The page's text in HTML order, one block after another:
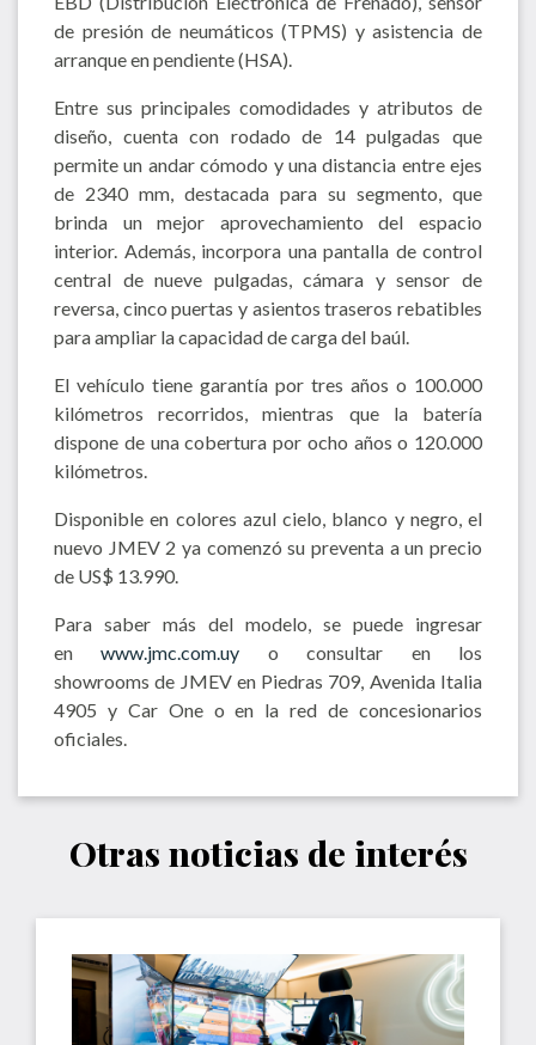
de presión de neumáticos (TPMS) y asistencia de
arranque en pendiente (HSA).
Entre sus principales comodidades y atributos de
diseño, cuenta con rodado de 14 pulgadas que
permite un andar cómodo y una distancia entre ejes
de 2340 mm, destacada para su segmento, que
brinda un mejor aprovechamiento del espacio
interior. Además, incorpora una pantalla de control
central de nueve pulgadas, cámara y sensor de
reversa, cinco puertas y asientos traseros rebatibles
para ampliar la capacidad de carga del baúl.
El vehículo tiene garantía por tres años o 100.000
kilómetros recorridos, mientras que la batería
dispone de una cobertura por ocho años o 120.000
kilómetros.
Disponible en colores azul cielo, blanco y negro, el
nuevo JMEV 2 ya comenzó su preventa a un precio
de US$ 13.990.
Para saber más del modelo, se puede ingresar
enwww.jmc.com.uy o consultar en los
showrooms de JMEV en Piedras 709, Avenida Italia
4905 y Car One o en la red de concesionarios
oficiales.
Otras noticias de interés